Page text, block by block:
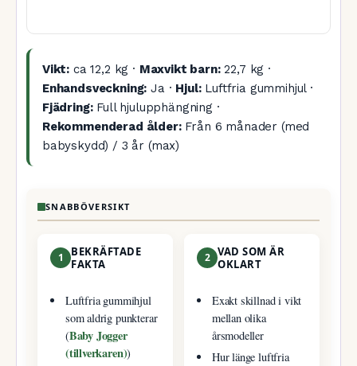
Vikt: ca 12,2 kg · Maxvikt barn:22,7 kg ·
Enhandsveckning: Ja · Hjul:Luftfria gummihjul ·
Fjädring:Full hjulupphängning ·
Rekommenderad ålder:Från 6 månader (med
babyskydd) / 3 år (max)
SNABBÖVERSIKT
1
BEKRÄFTADE
FAKTA
Luftfria gummihjul
som aldrig punkterar
(Baby Jogger
(tillverkaren))
2 VAD SOM ÄR
OKLART
Exakt skillnad i vikt
mellan olika
årsmodeller
Hur länge luftfria